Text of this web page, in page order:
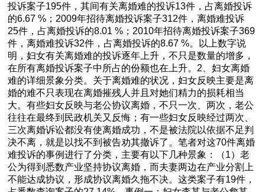
投诉案子195件，其间有关离婚难的投诉13件，占离婚投诉
的6.67 %；2009年招待离婚投诉案子312件，离婚难投诉
25件，占离婚投诉的8.01 %；2010年招待离婚投诉案子369
件，离婚难投诉32件，占离婚投诉的8.67 %。以上数字说
明，妇女有关离婚难的投诉逐年上升，不只是数量的增多，
在所有离婚投诉案子中所占的份额也在上升。2、妇女离婚
难的详细景象分类。关于离婚难的状况，妇女反映主要是离
婚的难不只表现在离婚摧残人并且对她们精力的损耗相当
大。有些妇女反映与老公协议离婚，不只一次、两次，老公
往往在最终到民政机关又反悔；有一些妇女反映经过两次、
三次离婚诉讼都没有使离婚成功，不是被法院以依据不足判
决不离，就是以找不到被告劝其撤诉了。笔者对这70件离婚
难投诉的事例进行了分类，主要有以下几种景象：（1）老
公为得到悉数产业坚持协议离婚，而夫妻两边在产业分割上
不能达成协议，形成协议离婚久拖不决。这类案子有19件，